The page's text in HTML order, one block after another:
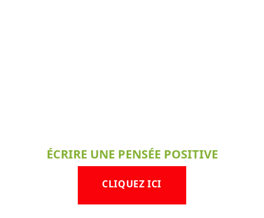
ÉCRIRE UNE PENSÉE POSITIVE
CLIQUEZ ICI